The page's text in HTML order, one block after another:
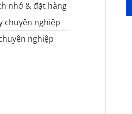
nhớ & đặt hàng
chuyên nghiệp
nghiệp